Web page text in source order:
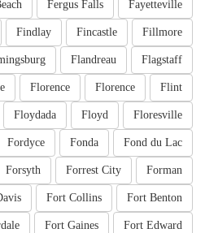
Fayetteville
Fergus Falls
Fillmore
Fincastle
Findlay
Flagstaff
Flandreau
Flint
Florence
Florence
Floresville
Floyd
Floydada
Fond du Lac
Fonda
Fordyce
Forman
Forrest City
Forsyth
Fort Benton
Fort Collins
Fort Edward
Fort Gaines